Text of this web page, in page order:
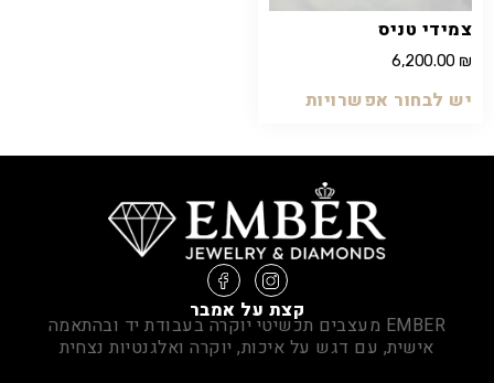
צמידי טניס
6,200.00 ₪
יש לבחור אפשרויות
קצת על אמבר
EMBER מעצבים תכשיטי יוקרה בעבודת יד ובהתאמה
אישית, עם דגש על איכות, יוקרה ואלגנטיות נצחית